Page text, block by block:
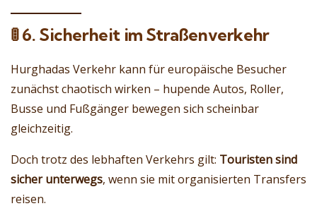
🚦6. Sicherheit im Straßenverkehr
Hurghadas Verkehr kann für europäische Besucher
zunächst chaotisch wirken – hupende Autos, Roller,
Busse und Fußgänger bewegen sich scheinbar
gleichzeitig.
Doch trotz des lebhaften Verkehrs gilt: Touristen sind
sicher unterwegs, wenn sie mit organisierten Transfers
reisen.